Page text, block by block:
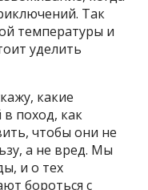
Так
температуры и
уделить
какие
поход, как
чтобы они не
а не вред. Мы
и о тех
бороться с